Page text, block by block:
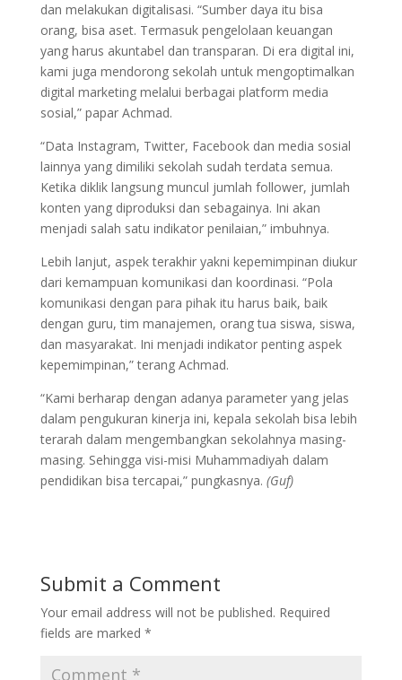
dan melakukan digitalisasi. “Sumber daya itu bisa
orang, bisa aset. Termasuk pengelolaan keuangan
yang harus akuntabel dan transparan. Di era digital ini,
kami juga mendorong sekolah untuk mengoptimalkan
digital marketing melalui berbagai platform media
sosial,” papar Achmad.
“Data Instagram, Twitter, Facebook dan media sosial
lainnya yang dimiliki sekolah sudah terdata semua.
Ketika diklik langsung muncul jumlah follower, jumlah
konten yang diproduksi dan sebagainya. Ini akan
menjadi salah satu indikator penilaian,” imbuhnya.
Lebih lanjut, aspek terakhir yakni kepemimpinan diukur
dari kemampuan komunikasi dan koordinasi. “Pola
komunikasi dengan para pihak itu harus baik, baik
dengan guru, tim manajemen, orang tua siswa, siswa,
dan masyarakat. Ini menjadi indikator penting aspek
kepemimpinan,” terang Achmad.
“Kami berharap dengan adanya parameter yang jelas
dalam pengukuran kinerja ini, kepala sekolah bisa lebih
terarah dalam mengembangkan sekolahnya masing-
masing. Sehingga visi-misi Muhammadiyah dalam
pendidikan bisa tercapai,” pungkasnya. (Guf)
Submit a Comment
Your email address will not be published. Required
fields are marked *